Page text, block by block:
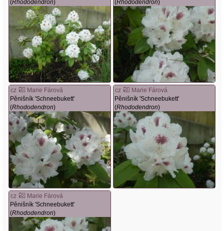
(Rhododendron)
(Rhododendron)
cz
Marie Fárová
Pěnišník 'Schneebukett'
(Rhododendron)
cz
Marie Fárová
Pěnišník 'Schneebukett'
(Rhododendron)
cz
Marie Fárová
Pěnišník 'Schneebukett'
(Rhododendron)